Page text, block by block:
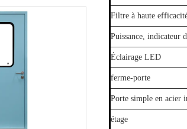
Filtre à haute
Puissance, indicateur
Éclairage LED
ferme-porte
Porte simple en acier
étage